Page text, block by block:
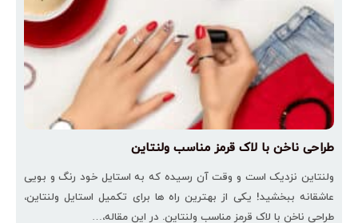
طراحی ناخن با لاک قرمز مناسب ولنتاین
ولنتاین نزدیک است و وقت آن رسیده که به استایل خود رنگ و بویی
عاشقانه ببخشید! یکی از بهترین راه‌ ها برای تکمیل استایل ولنتاین،
طراحی ناخن با لاک قرمز مناسب ولنتاین. در این مقاله،…